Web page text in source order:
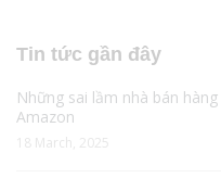
Tin tức gần đây
Những sai lầm nhà bán
Amazon
18 March, 2025